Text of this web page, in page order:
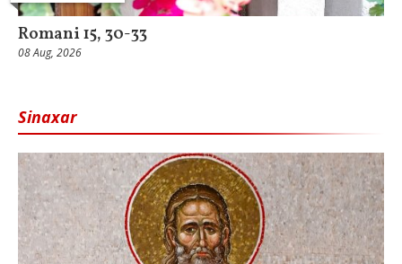
Romani 15, 30-33
08 Aug, 2026
Sinaxar